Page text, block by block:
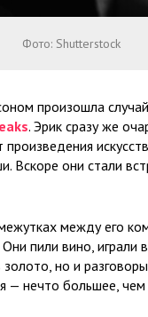
Фото: Shutterstock
произошла
. Эрик сразу же
произведения
они стали
между его
пили вино,
но и
— нечто большее,